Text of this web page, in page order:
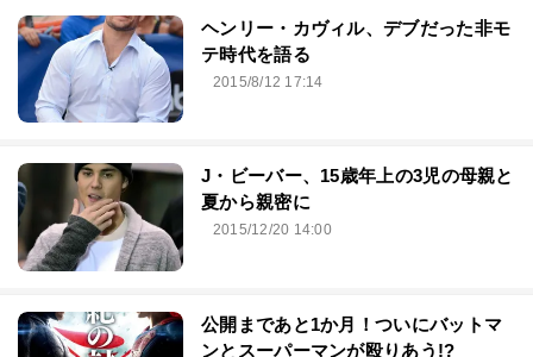
ヘンリー・カヴィル、デブだった非モ
テ時代を語る
2015/8/12 17:14
J・ビーバー、15歳年上の3児の母親と
夏から親密に
2015/12/20 14:00
公開まであと1か月！ついにバットマ
ンとスーパーマンが殴りあう!?